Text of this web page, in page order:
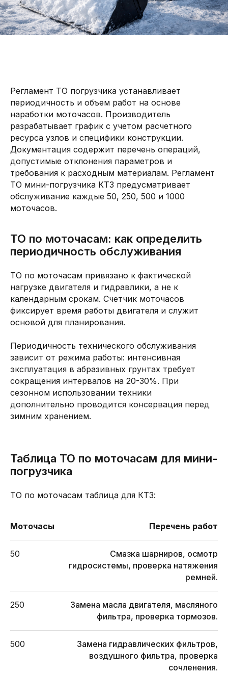
Регламент ТО погрузчика устанавливает
периодичность и объем работ на основе
наработки моточасов. Производитель
разрабатывает график с учетом расчетного
ресурса узлов и специфики конструкции.
Документация содержит перечень операций,
допустимые отклонения параметров и
требования к расходным материалам. Регламент
ТО мини-погрузчика КТЗ предусматривает
обслуживание каждые 50, 250, 500 и 1000
моточасов.
ТО по моточасам: как определить
периодичность обслуживания
ТО по моточасам привязано к фактической
нагрузке двигателя и гидравлики, а не к
календарным срокам. Счетчик моточасов
фиксирует время работы двигателя и служит
основой для планирования.
Периодичность технического обслуживания
зависит от режима работы: интенсивная
эксплуатация в абразивных грунтах требует
сокращения интервалов на 20-30%. При
сезонном использовании техники
дополнительно проводится консервация перед
зимним хранением.
Таблица ТО по моточасам для мини-
погрузчика
ТО по моточасам таблица для КТЗ:
Моточасы Перечень работ
50
Смазка шарниров, осмотр
гидросистемы, проверка натяжения
ремней.
250
Замена масла двигателя, масляного
фильтра, проверка тормозов.
500
Замена гидравлических фильтров,
воздушного фильтра, проверка
сочленения.